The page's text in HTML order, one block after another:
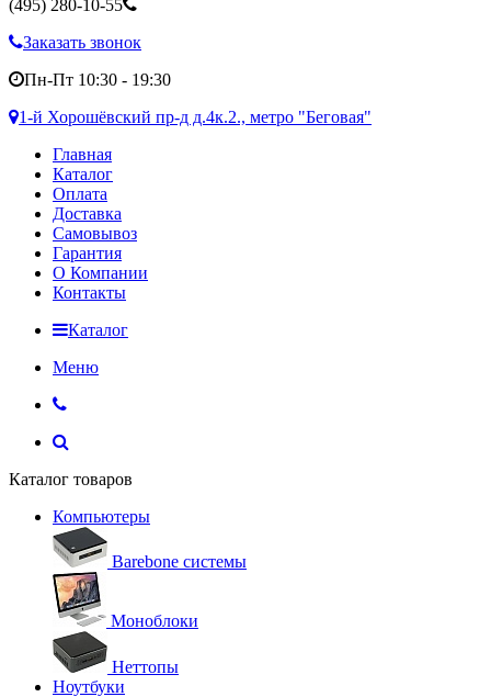
(495) 280-10-55
Заказать звонок
Пн-Пт 10:30 - 19:30
1-й Хорошёвский пр-д д.4к.2., метро "Беговая"
Главная
Каталог
Оплата
Доставка
Самовывоз
Гарантия
О Компании
Контакты
Каталог
Меню
Каталог товаров
Компьютеры
Barebone системы
Моноблоки
Неттопы
Ноутбуки